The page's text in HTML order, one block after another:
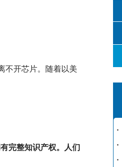
不开芯片。随着以美
完整知识产权。人们